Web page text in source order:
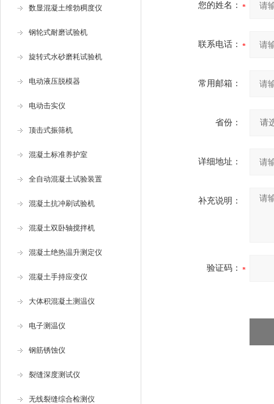
数显混凝土维勃稠度仪
钢轮式耐磨试验机
旋转式水砂磨耗试验机
电动液压脱模器
电动击实仪
顶击式振筛机
混凝土标准养护室
全自动混凝土试验装置
混凝土抗冲刷试验机
混凝土双卧轴搅拌机
混凝土绝热温升测定仪
混凝土手持应变仪
大体积混凝土测温仪
电子测温仪
钢筋锈蚀仪
裂缝深度测试仪
无线裂缝综合检测仪
您的姓名：
联系电话：
常用邮箱：
省份：
详细地址：
补充说明：
验证码：